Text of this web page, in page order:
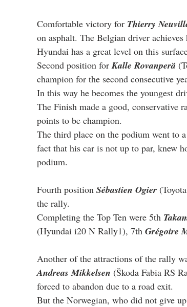
Comfortable victory for Thierry
on asphalt. The Belgian driver
Hyundai has a great level on this
Second position for Kalle Rovanperä
champion for the second consecutive
In this way he becomes the youngest
The Finish made a good, conservative
points to be champion.
The third place on the podium went to
fact that his car is not up to par, knew
podium.
Fourth position Sébastien Ogier
the rally.
Completing the Top Ten were 5th
(Hyundai i20 N Rally1), 7th Grégoire
Another of the attractions of the rally
Andreas Mikkelsen (Škoda Fabia RS
forced to abandon due to a road exit.
But the Norwegian, who did not give